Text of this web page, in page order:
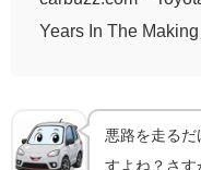
Years In The Making
悪路を走る
すよね？さす